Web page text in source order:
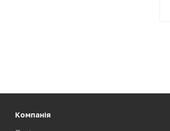
Компанія